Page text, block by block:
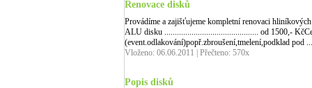
Renovace disků
Provádíme a zajišťujeme kompletní renovaci
ALU disku ............................................. od 1500,-
(event.odlakování)popř.zbroušení,tmelení,podklad pod
Vloženo: 06.06.2011 | Přečteno: 570x
Popis disků